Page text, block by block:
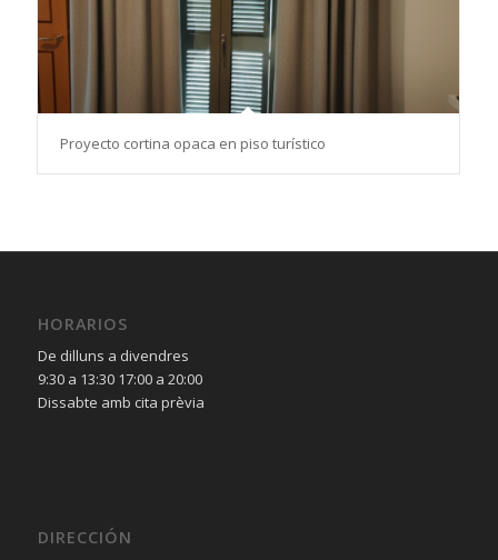
Proyecto cortina opaca en piso turístico
HORARIOS
De dilluns a divendres
9:30 a 13:30 17:00 a 20:00
Dissabte amb cita prèvia
DIRECCIÓN